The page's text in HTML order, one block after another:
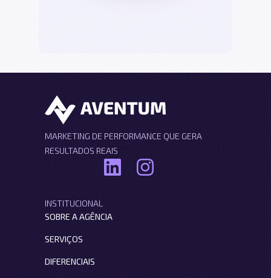
MARKETING DE PERFORMANCE QUE GERA
RESULTADOS REAIS
INSTITUCIONAL
SOBRE A AGÊNCIA
SERVIÇOS
DIFERENCIAIS